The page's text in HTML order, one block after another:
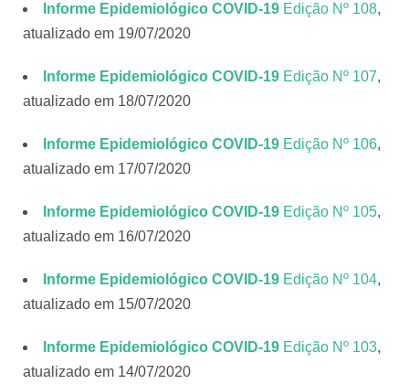
Informe Epidemiológico COVID-19 Edição Nº 108,
atualizado em 19/07/2020
Informe Epidemiológico COVID-19 Edição Nº 107,
atualizado em 18/07/2020
Informe Epidemiológico COVID-19 Edição Nº 106,
atualizado em 17/07/2020
Informe Epidemiológico COVID-19 Edição Nº 105,
atualizado em 16/07/2020
Informe Epidemiológico COVID-19 Edição Nº 104,
atualizado em 15/07/2020
Informe Epidemiológico COVID-19 Edição Nº 103,
atualizado em 14/07/2020